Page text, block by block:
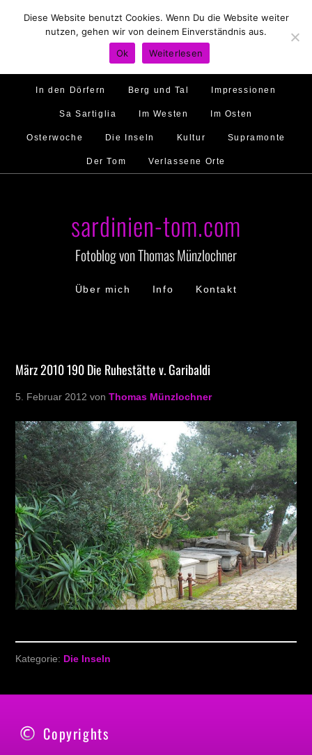
Hirtenland Traumstrände Feste feiern
Golfo di Orosei Im Norden
Murales Ambiente
In den Dörfern Berg und Tal Impressionen
Sa Sartiglia Im Westen Im Osten
Osterwoche Die Inseln Kultur Supramonte
Der Tom Verlassene Orte
sardinien-tom.com
Fotoblog von Thomas Münzlochner
Über mich Info Kontakt
März 2010 190 Die Ruhestätte v. Garibaldi
5. Februar 2012 vonThomas Münzlochner
Kategorie: Die Inseln
Copyrights
Diese Website benutzt Cookies. Wenn Du die Website weiter
nutzen, gehen wir von deinem Einverständnis aus.
Ok
Weiterlesen